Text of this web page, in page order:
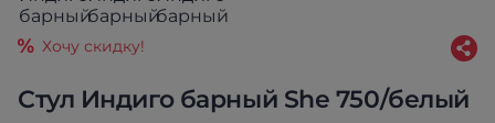
Стул Индиго барный She 750/белый
Хочу скидку!